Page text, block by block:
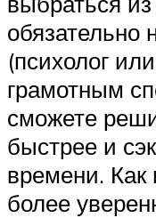
обязательно
(психолог
грамотным
сможете
быстрее и
времени. Как
более